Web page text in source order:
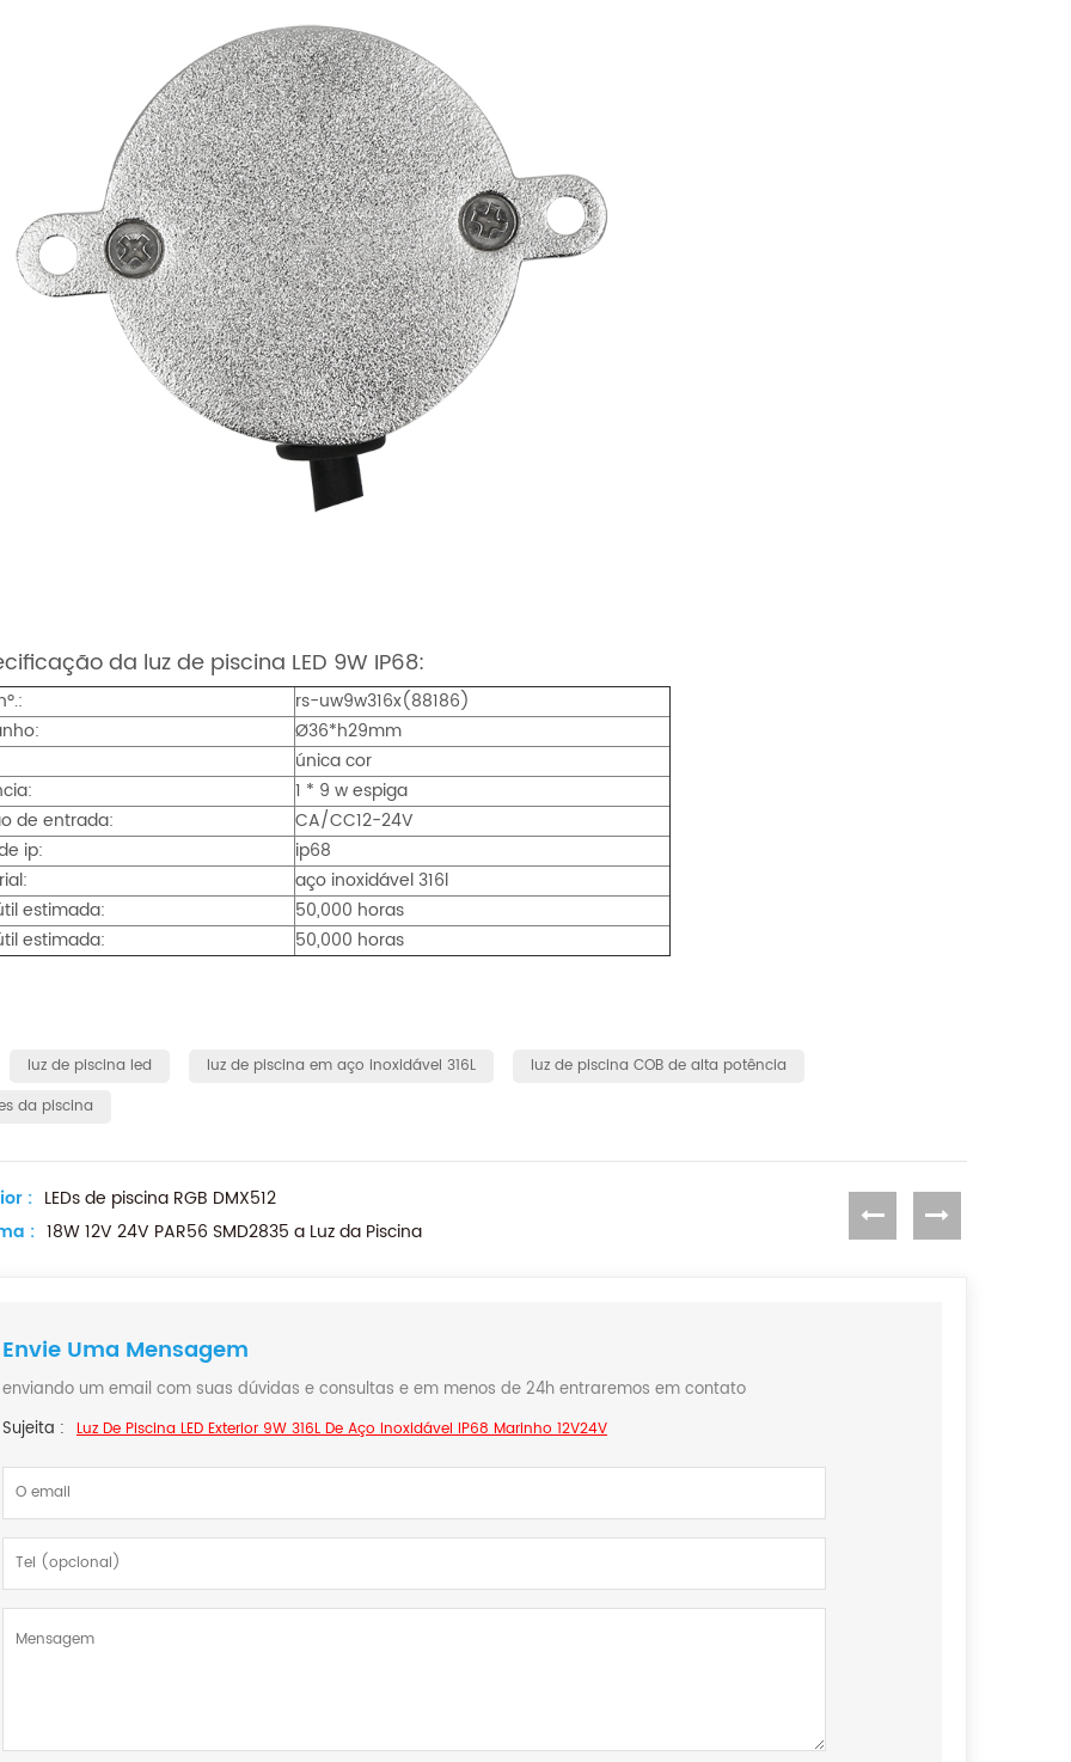
da luz de piscina LED 9W IP68:
rs-uw9w316x(88186)
Ø36*h29mm
única cor
1 * 9 w espiga
de entrada:
CA/CC12-24V
ip:
ip68
aço inoxidável 316l
estimada:
50,000 horas
estimada:
50,000 horas
luz de piscina led luz de piscina em aço inoxidável 316L
luz de piscina COB de alta potência
da piscina
: LEDs de piscina RGB DMX512
: 18W 12V 24V PAR56 SMD2835 a Luz da Piscina
Envie Uma Mensagem
enviando um email com suas dúvidas e consultas e em menos de 24h entraremos em contato
Sujeita : Luz De Piscina LED Exterior 9W 316L De Aço Inoxidável IP68 Marinho 12V24V